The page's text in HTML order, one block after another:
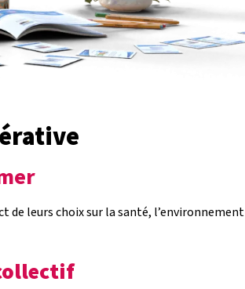
de leurs choix sur la santé, l’environnement